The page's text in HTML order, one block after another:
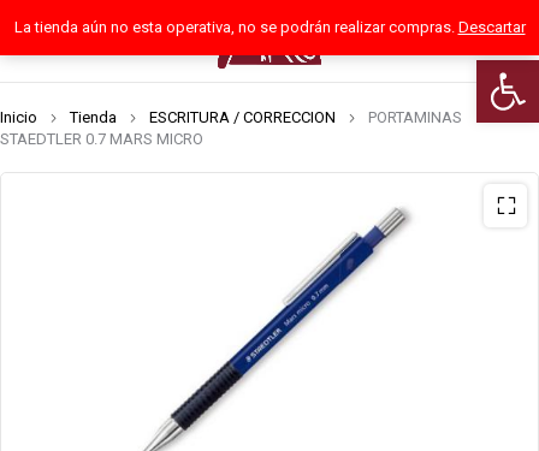
Abrir
La tienda aún no esta operativa, no se podrán realizar compras. Descartar
0
Inicio Tienda ESCRITURA / CORRECCION
PORTAMINAS
STAEDTLER 0.7 MARS MICRO